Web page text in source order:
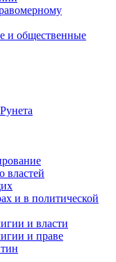
и общественные
властей
и в политической
и власти
и праве